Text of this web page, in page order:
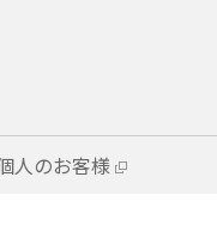
人のお客様